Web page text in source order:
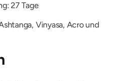
27 Tage
Vinyasa, Acro und